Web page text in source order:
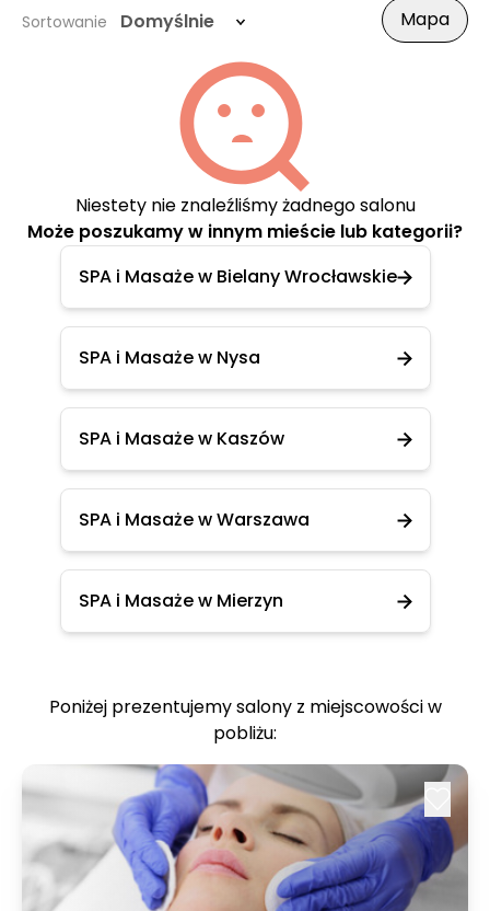
Sortowanie Domyślnie Mapa
Niestety nie znaleźliśmy żadnego salonu
Może poszukamy w innym mieście lub kategorii?
SPA i Masaże w Bielany Wrocławskie
SPA i Masaże w Nysa
SPA i Masaże w Kaszów
SPA i Masaże w Warszawa
SPA i Masaże w Mierzyn
Poniżej prezentujemy salony z miejscowości w
pobliżu: